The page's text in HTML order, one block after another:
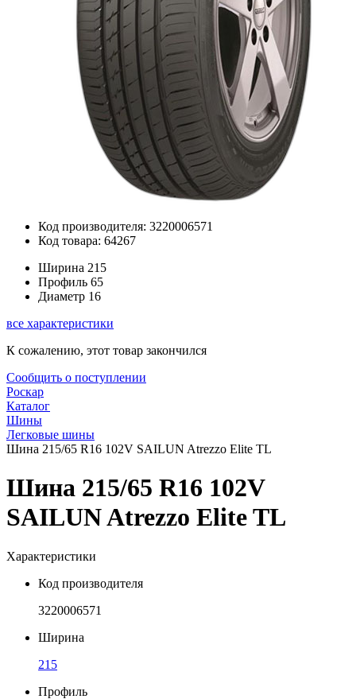
Код производителя: 3220006571
Код товара: 64267
Ширина 215
Профиль 65
Диаметр 16
все характеристики
К сожалению, этот товар закончился
Сообщить о поступлении
Роскар
Каталог
Шины
Легковые шины
Шина 215/65 R16 102V SAILUN Atrezzo Elite TL
Шина 215/65 R16 102V
SAILUN Atrezzo Elite TL
Характеристики
Код производителя
3220006571
Ширина
215
Профиль